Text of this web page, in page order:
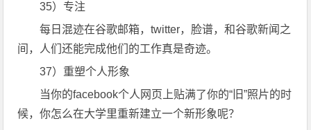
35）专注
每日混迹在谷歌邮箱，twitter，脸谱，和谷歌新闻之
间，人们还能完成他们的工作真是奇迹。
37）重塑个人形象
当你的facebook个人网页上贴满了你的“旧”照片的时
候，你怎么在大学里重新建立一个新形象呢？